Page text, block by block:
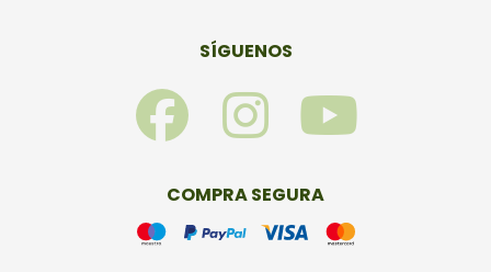
SÍGUENOS
F
a
c
I
n
s
Y
o
u
COMPRA SEGURA